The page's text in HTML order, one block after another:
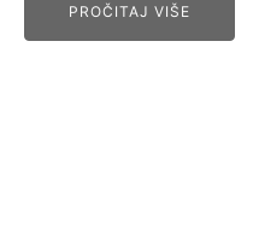
PROČITAJ VIŠE